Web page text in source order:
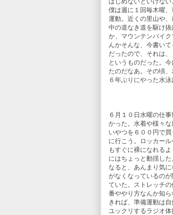
僕は週に１回毎木曜
運動。近くの里山や
中の道なき道を駆け
か、マウンテンバイ
んかそんな、今書い
だったので、それは
というものだった。
たのだなあ。その頃
６年ぶりにやった水泳
６月１０日水曜の仕
かった。水着や様々
いやつを６００円で
に行こう。ロッカー
もすぐに裸になれる
にはちょっと動揺し
なると、あんまり気
がなくなっているの
ていた。ストレッチ
番ややり方なんか知
きれば、準備運動は
ユックリするラジオ